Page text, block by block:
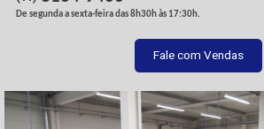
A Empresa
Artigos
Depoimentos